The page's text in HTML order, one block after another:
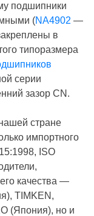
подшипники
(NA4902 —
в
типоразмера
серии
зазор CN.
стране
импортного
ISO
качества —
TIMKEN,
(Япония), но и